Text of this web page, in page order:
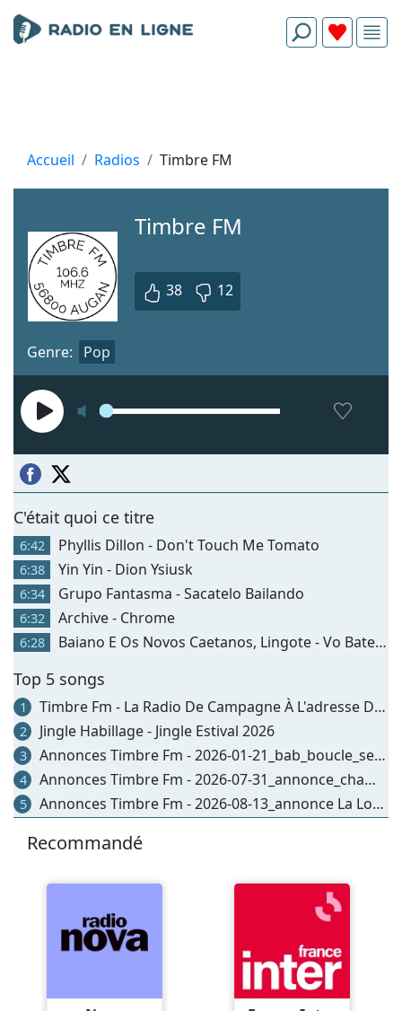
Accueil Radios Timbre FM
Timbre FM
38 12
Genre: Pop
C'était quoi ce titre
6:42 Phyllis Dillon - Don't Touch Me Tomato
6:38 Yin Yin - Dion Ysiusk
6:34 Grupo Fantasma - Sacatelo Bailando
6:32 Archive - Chrome
6:28 Baiano E Os Novos Caetanos, Lingote - Vo Bate Pa Tu(ao Vivo)
Top 5 songs
1 Timbre Fm - La Radio De Campagne À L'adresse Du Monde
2 Jingle Habillage - Jingle Estival 2026
3 Annonces Timbre Fm - 2026-01-21_bab_boucle_secours
4 Annonces Timbre Fm - 2026-07-31_annonce_champ Commun_dandy Manchot
5 Annonces Timbre Fm - 2026-08-13_annonce La Loggia_spectacle Gargarine Is Not Dead
Recommandé